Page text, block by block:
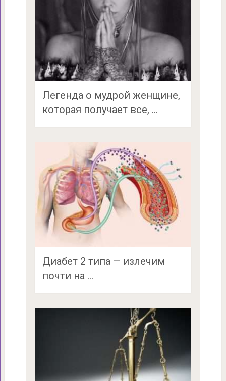
Легенда о мудрой женщине,
которая получает все, …
Диабет 2 типа — излечим
почти на …